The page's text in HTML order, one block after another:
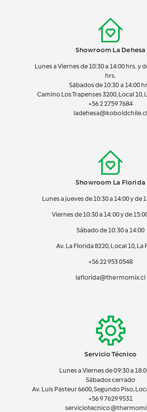
Showroom La Dehesa
Lunes a Viernes de 10:30 a 14:00 hrs. y
hrs.
Sábados de 10:30 a 14:00
Camino Los Trapenses 3200, Local 10,
+56 22759 7684
ladehesa@koboldchile.cl
Showroom La Florida
Lunes a jueves de 10:30 a 14:00 y de
Viernes de 10:30 a 14:00 y de
Sábado de 10:30 a 14:00
Av. La Florida 8220, Local 10, La
+56 22 953 0548
laflorida@thermomix.cl
Servicio Técnico
Lunes a Viernes de 09:30 a
Sábados cerrado
Av. Luis Pasteur 6600, Segundo Piso,
+56 9 7629 9531